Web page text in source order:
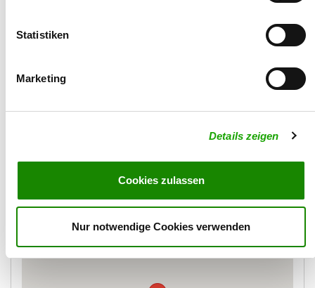
Statistiken
Marketing
Details zeigen
Cookies zulassen
Nur notwendige Cookies verwenden